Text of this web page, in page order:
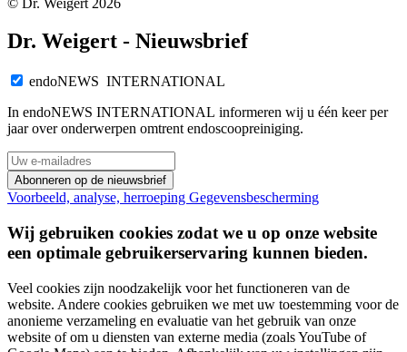
Dr. Weigert - Nieuwsbrief
endoNEWS INTERNATIONAL
In endoNEWS INTERNATIONAL informeren wij u één keer per
jaar over onderwerpen omtrent endoscoopreiniging.
Abonneren op de nieuwsbrief
Voorbeeld, analyse, herroeping Gegevensbescherming
Wij gebruiken cookies zodat we u op onze website
een optimale gebruikerservaring kunnen bieden.
Veel cookies zijn noodzakelijk voor het functioneren van de
website. Andere cookies gebruiken we met uw toestemming voor de
anonieme verzameling en evaluatie van het gebruik van onze
website of om u diensten van externe media (zoals YouTube of